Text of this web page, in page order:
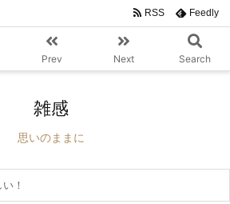
Prev Next Search
RSS Feedly
雑感
思いのままに
！